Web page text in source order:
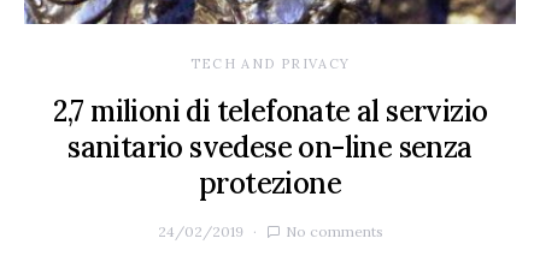
TECH AND PRIVACY
2,7 milioni di telefonate al servizio
sanitario svedese on-line senza
protezione
24/02/2019 No comments